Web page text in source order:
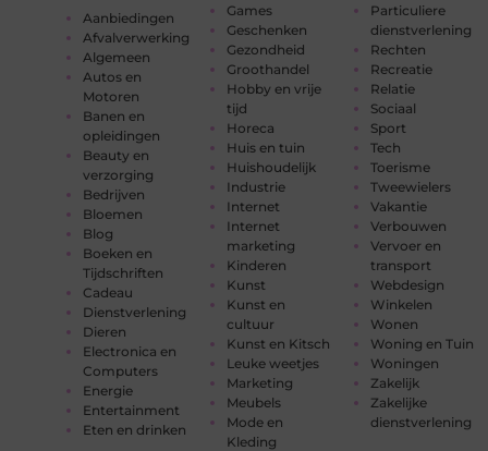
Aanbiedingen
Afvalverwerking
Algemeen
Autos en
Motoren
Banen en
opleidingen
Beauty en
verzorging
Bedrijven
Bloemen
Blog
Boeken en
Tijdschriften
Cadeau
Dienstverlening
Dieren
Electronica en
Computers
Energie
Entertainment
Eten en drinken
Games
Geschenken
Gezondheid
Groothandel
Hobby en vrije
tijd
Horeca
Huis en tuin
Huishoudelijk
Industrie
Internet
Internet
marketing
Kinderen
Kunst
Kunst en
cultuur
Kunst en Kitsch
Leuke weetjes
Marketing
Meubels
Mode en
Kleding
Particuliere
dienstverlening
Rechten
Recreatie
Relatie
Sociaal
Sport
Tech
Toerisme
Tweewielers
Vakantie
Verbouwen
Vervoer en
transport
Webdesign
Winkelen
Wonen
Woning en Tuin
Woningen
Zakelijk
Zakelijke
dienstverlening